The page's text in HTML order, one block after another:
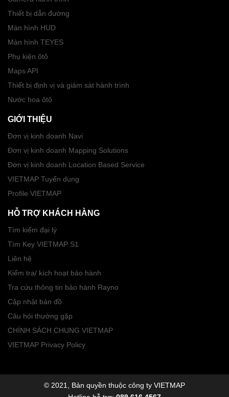
Thiết bị dẫn đường
Màn hình HUD
Màn hình TEYES
Phụ kiện ôtô
Maps API
Thiết bị định vị và giám sát hành trình
Nước hoa ôtô
GIỚI THIỆU
Đơn vị kinh doanh Navi
Đơn vị kinh doanh Mapping Solutions
Đơn vị kinh doanh Location Based Service
VIETMAP Tuyển dụng
Profile VIETMAP
HỖ TRỢ KHÁCH HÀNG
Tìm kiếm đại lý
Tìm Key VIETMAP S1
Liên hệ
Kiểm tra/ kích hoạt bảo hành
Tra cứu thông tin bảo hành Rayno
Cập nhật bản đồ
Câu hỏi thường gặp
CHÍNH SÁCH CHUNG VIETMAP
VIETMAP Privacy Policy
© 2021, Bản quyền thuộc công ty VIETMAP